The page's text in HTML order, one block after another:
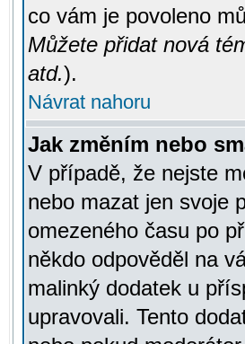
co vám je povoleno
Můžete přidat nová
atd.).
Návrat nahoru
Jak změním nebo
V případě, že nejste
nebo mazat jen svoje
omezeného času po
někdo odpověděl na
malinký dodatek u
upravovali. Tento